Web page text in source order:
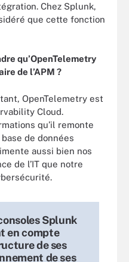
Chez Splunk,
que cette fonction
qu’OpenTelemetry
de l’APM ?
OpenTelemetry est
Cloud.
qu’il remonte
de données
aussi bien nos
de l’IT que notre
Splunk
en compte
de ses
de ses